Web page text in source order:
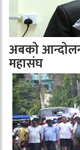
अबको
महासंघ